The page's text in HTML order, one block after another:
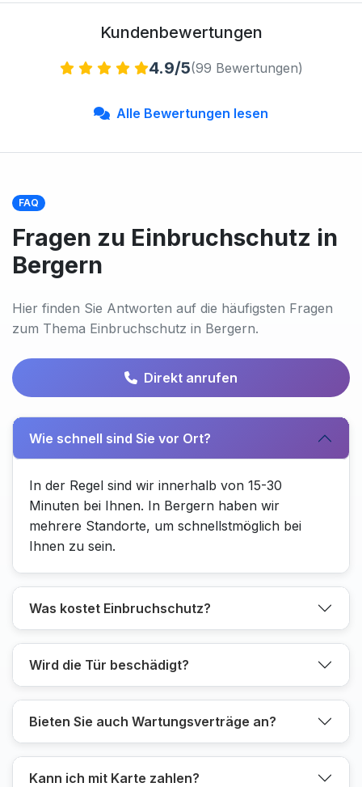
Kundenbewertungen
4.9/5(99 Bewertungen)
Alle Bewertungen lesen
FAQ
Fragen zu Einbruchschutz in
Bergern
Hier finden Sie Antworten auf die häufigsten Fragen
zum Thema Einbruchschutz in Bergern.
Direkt anrufen
Wie schnell sind Sie vor Ort?
In der Regel sind wir innerhalb von 15-30
Minuten bei Ihnen. In Bergern haben wir
mehrere Standorte, um schnellstmöglich bei
Ihnen zu sein.
Was kostet Einbruchschutz?
Wird die Tür beschädigt?
Bieten Sie auch Wartungsverträge an?
Kann ich mit Karte zahlen?